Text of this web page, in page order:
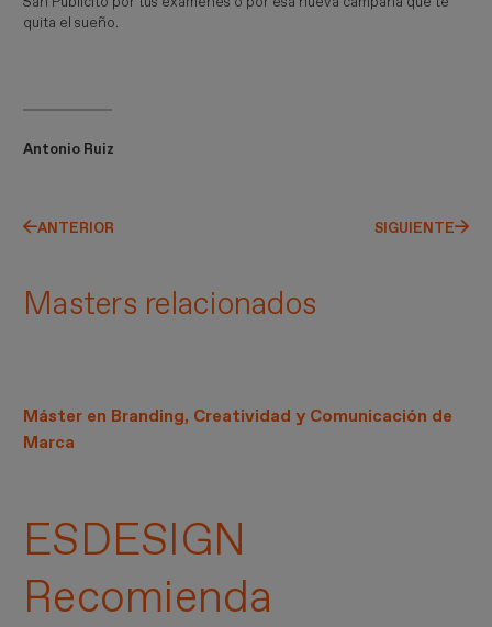
quita el sueño.
Antonio Ruiz
ANTERIOR SIGUIENTE
Masters relacionados
Máster en Branding, Creatividad y Comunicación de
Marca
ESDESIGN
Recomienda